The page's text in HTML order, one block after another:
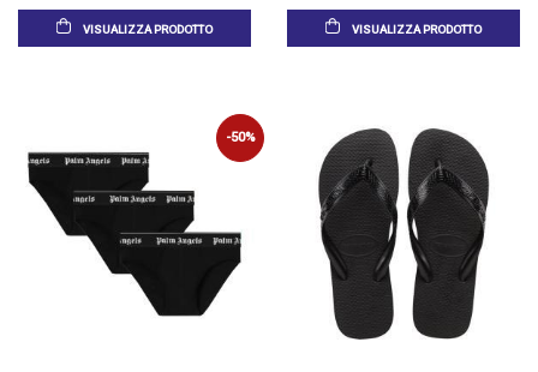
VISUALIZZA PRODOTTO VISUALIZZA PRODOTTO
-50%